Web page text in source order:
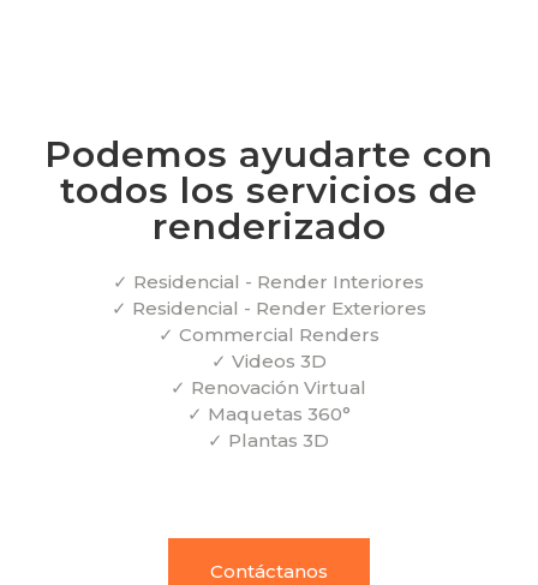
Podemos ayudarte con
todos los servicios de
renderizado
✓ Residencial - Render Interiores
✓ Residencial - Render Exteriores
✓ Commercial Renders
✓ Videos 3D
✓ Renovación Virtual
✓ Maquetas 360°
✓ Plantas 3D
Contáctanos